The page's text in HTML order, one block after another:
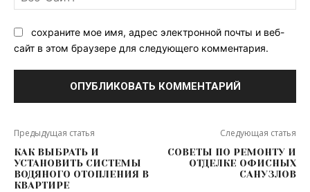
сохраните мое имя, адрес электронной почты и веб-
сайт в этом браузере для следующего комментария.
Предыдущая статья
КАК ВЫБРАТЬ И
УСТАНОВИТЬ СИСТЕМЫ
ВОДЯНОГО ОТОПЛЕНИЯ В
КВАРТИРЕ
Следующая статья
СОВЕТЫ ПО РЕМОНТУ И
ОТДЕЛКЕ ОФИСНЫХ
САНУЗЛОВ